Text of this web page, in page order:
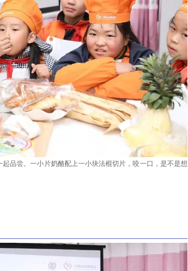
尝。一小片奶酪配上一小块法棍切片，咬一口，是不是想